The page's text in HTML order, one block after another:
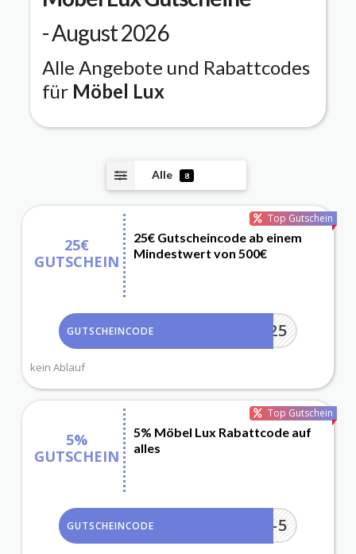
- August 2026
Alle Angebote und Rabattcodes
für Möbel Lux
Alle 8
Top Gutschein
25€
GUTSCHEIN
25€ Gutscheincode ab einem
Mindestwert von 500€
LUX25
GUTSCHEINCODE
kein Ablauf
Top Gutschein
5%
GUTSCHEIN
5% Möbel Lux Rabattcode auf
alles
RABATT-5
GUTSCHEINCODE